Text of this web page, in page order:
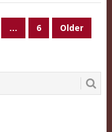
… 6 Older